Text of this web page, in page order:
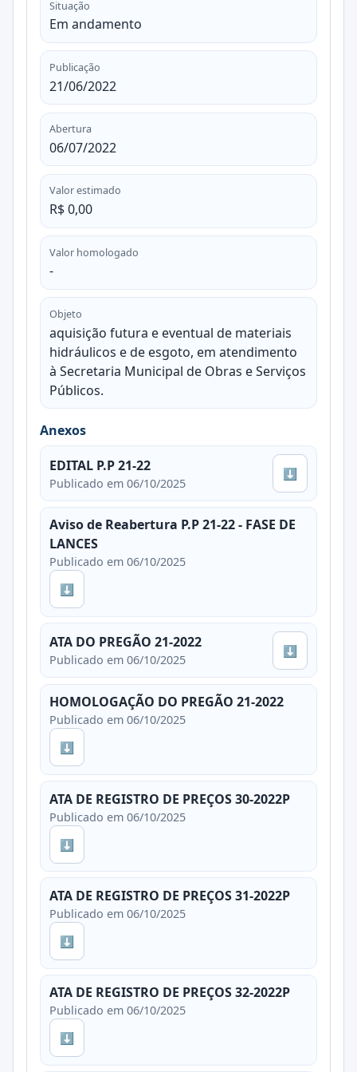
Situação
Em andamento
Publicação
21/06/2022
Abertura
06/07/2022
Valor estimado
R$ 0,00
Valor homologado
-
Objeto
aquisição futura e eventual de materiais
hidráulicos e de esgoto, em atendimento
à Secretaria Municipal de Obras e Serviços
Públicos.
Anexos
EDITAL P.P 21-22
Publicado em 06/10/2025
⬇
Aviso de Reabertura P.P 21-22 - FASE DE
LANCES
Publicado em 06/10/2025
⬇
ATA DO PREGÃO 21-2022
Publicado em 06/10/2025
⬇
HOMOLOGAÇÃO DO PREGÃO 21-2022
Publicado em 06/10/2025
⬇
ATA DE REGISTRO DE PREÇOS 30-2022P
Publicado em 06/10/2025
⬇
ATA DE REGISTRO DE PREÇOS 31-2022P
Publicado em 06/10/2025
⬇
ATA DE REGISTRO DE PREÇOS 32-2022P
Publicado em 06/10/2025
⬇